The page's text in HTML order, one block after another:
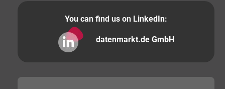
You can find us on LinkedIn:
datenmarkt.de GmbH